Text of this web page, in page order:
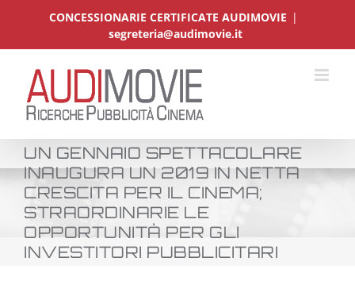
CONCESSIONARIE CERTIFICATE AUDIMOVIE |
segreteria@audimovie.it
UN GENNAIO SPETTACOLARE
INAUGURA UN 2019 IN NETTA
CRESCITA PER IL CINEMA;
STRAORDINARIE LE
OPPORTUNITÀ PER GLI
INVESTITORI PUBBLICITARI